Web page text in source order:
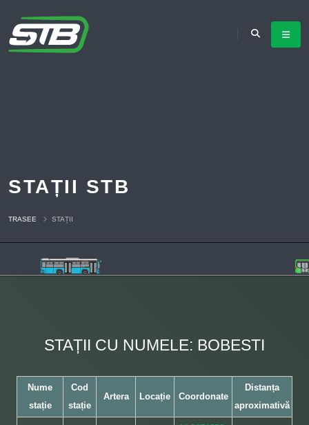
STAȚII STB
TRASEE STAȚII
STAȚII CU NUMELE: BOBESTI
Nume
stație
Cod
stație
Artera Locație Coordonate
Distanța
aproximativă